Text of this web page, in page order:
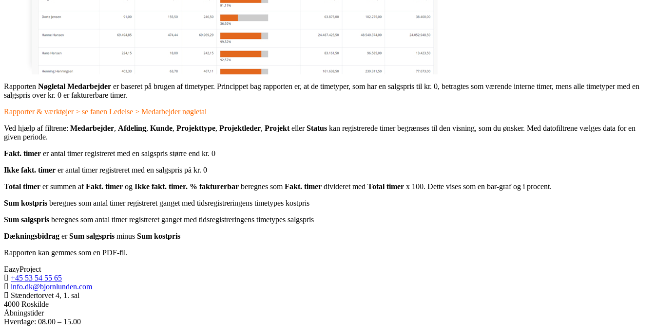
Rapporten Nøgletal Medarbejder er baseret på brugen af timetyper. Princippet bag rapporten er, at de timetyper, som har en salgspris til kr. 0, betragtes som værende interne timer, mens alle timetyper med en
salgspris over kr. 0 er fakturerbare timer.
Rapporter & værktøjer > se fanen Ledelse > Medarbejder nøgletal
Ved hjælp af filtrene: Medarbejder, Afdeling, Kunde, Projekttype, Projektleder, Projekt ellerStatus kan registrerede timer begrænses til den visning, som du ønsker. Med datofiltrene vælges data for en
given periode.
Fakt. timer er antal timer registreret med en salgspris større end kr. 0
Ikke fakt. timer er antal timer registreret med en salgspris på kr. 0
Total timer er summen afFakt. timer og Ikke fakt. timer. % fakturerbar beregnes som Fakt. timer divideret med Total timer x 100. Dette vises som en bar-graf og i procent.
Sum kostpris beregnes som antal timer registreret ganget med tidsregistreringens timetypes kostpris
Sum salgspris beregnes som antal timer registreret ganget med tidsregistreringens timetypes salgspris
Dækningsbidrag erSum salgspris minus Sum kostpris
Rapporten kan gemmes som en PDF-fil.
EazyProject
+45 53 54 55 65
info.dk@bjornlunden.com
Stændertorvet 4, 1. sal
4000 Roskilde
Åbningstider
Hverdage: 08.00 – 15.00